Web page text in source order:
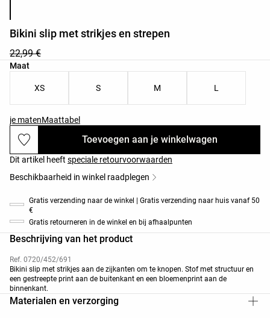
Bikini slip met strikjes en strepen
22,99 €
Maat
Lijst met productmaten
XS S M L
je matenMaattabel
Toevoegen aan je winkelwagen
Dit artikel heeft speciale retourvoorwaarden
Beschikbaarheid in winkel raadplegen
Gratis verzending naar de winkel | Gratis verzending naar huis vanaf 50
€
Gratis retourneren in de winkel en bij afhaalpunten
Beschrijving van het product
Ref. 0720/452/691
Bikini slip met strikjes aan de zijkanten om te knopen. Stof met structuur en
een gestreepte print aan de buitenkant en een bloemenprint aan de
binnenkant.
Materialen en verzorging